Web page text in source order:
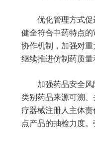
优化管理方式
健全符合中药特点
协作机制，加强对
继续推进仿制药质
加强药品安全
类别药品来源可溯
疗器械注册人主体
点产品的抽检力度